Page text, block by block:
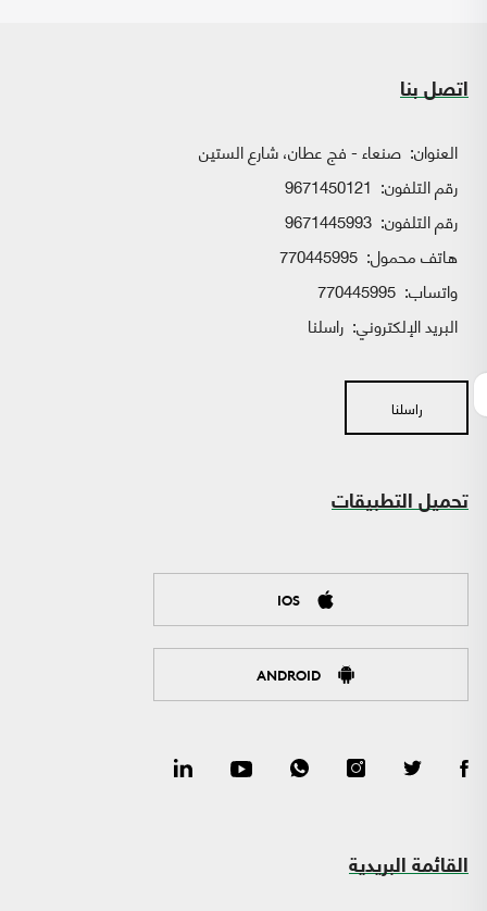
اتصل بنا
العنوان: صنعاء - فج عطان، شارع الستين
رقم التلفون: 9671450121
رقم التلفون: 9671445993
هاتف محمول: 770445995
واتساب:
البريد الإلكتروني: راسلنا
راسلنا
تحميل التطبيقات
IOS
ANDROID
القائمة البريدية